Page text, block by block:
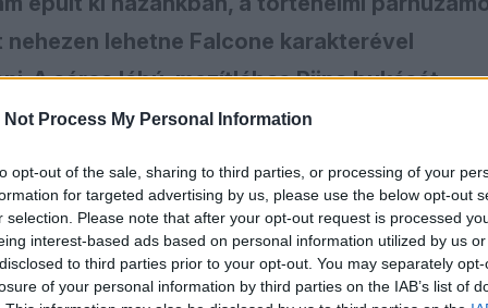
Not Process My Personal Information
opt-out of the sale, sharing to third parties, or processing of your
for targeted advertising by us, please use the below opt-out
selection. Please note that after your opt-out request is processed
interest-based ads based on personal information utilized by us
to third parties prior to your opt-out. You may separately
of your personal information by third parties on the IAB’s list of
nehezen lehetne Falcone karakterével
A sáros lábú, mezítlábas Riina bukását
egy pentitónak, Tommaso
Masino végül nem azért lett történelmi alak, mert
fontos embere volt, hanem mert ő lett az első igazán
ember, aki Giovanni Falconénak nemcsak neveket
rendszerként láttatni azt, amit az olasz állam sokáig